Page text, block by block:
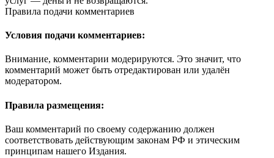
Правила подачи комментариев
Условия подачи комментариев:
Внимание, комментарии модерируются. Это значит, что
комментарий может быть отредактирован или удалён
модератором.
Правила размещения:
Ваш комментарий по своему содержанию должен
соответствовать действующим законам РФ и этическим
принципам нашего Издания.